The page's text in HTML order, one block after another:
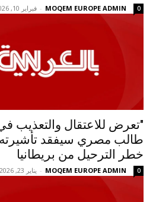
MOQEM EUROPE ADMIN
- فبراير 10, 2026 0
"تعرض للاعتقال والتعذيب
طالب مصري سيفقد تأشيرته
خطر الترحيل من بريطانيا
MOQEM EUROPE ADMIN
- يناير 23, 2026 0